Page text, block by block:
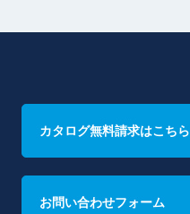
カタログ無料請求はこちら
お問い合わせフォーム